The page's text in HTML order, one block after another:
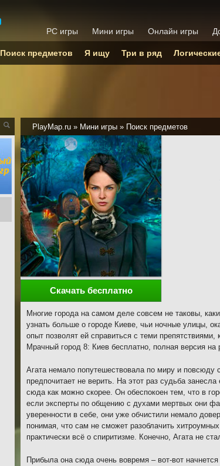
PlayMap.ru » Мини игры » Поиск предметов
Скачать бесплатно
Многие города на самом деле совсем не таковы,
узнать больше о городе Киеве, чьи ночные улицы,
опыт позволят ей справиться с теми
Мрачный город 8: Киев бесплатно, полная версия на
Агата немало попутешествовала по миру и
предпочитает не верить. На этот раз судьба
сюда как можно скорее. Он обеспокоен тем, что в
если эксперты по общению с духами мертвых они
уверенности в себе, они уже обчистили немало
понимая, что сам не сможет разоблачить
практически всё о спиритизме. Конечно, Агата не
Прибыла она сюда очень вовремя – вот-вот
PC игры Мини игры Онлайн игры
Поиск предметов Я ищу Три в ряд